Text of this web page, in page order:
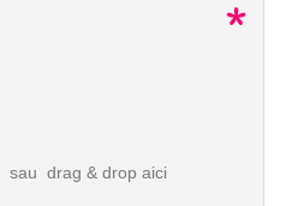
sau drag & drop aici